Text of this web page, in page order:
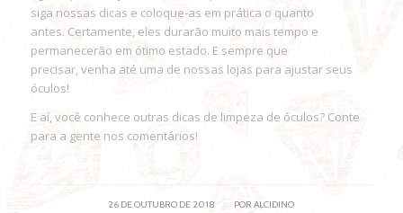
siga nossas dicas e coloque-as em prática o quanto
antes. Certamente, eles durarão muito mais tempo e
permanecerão em ótimo estado. E sempre que
precisar, venha até uma de nossas lojas para ajustar seus
óculos!
E aí, você conhece outras dicas de limpeza de óculos? Conte
para a gente nos comentários!
26 DE OUTUBRO DE 2018
/ PORALCIDINO